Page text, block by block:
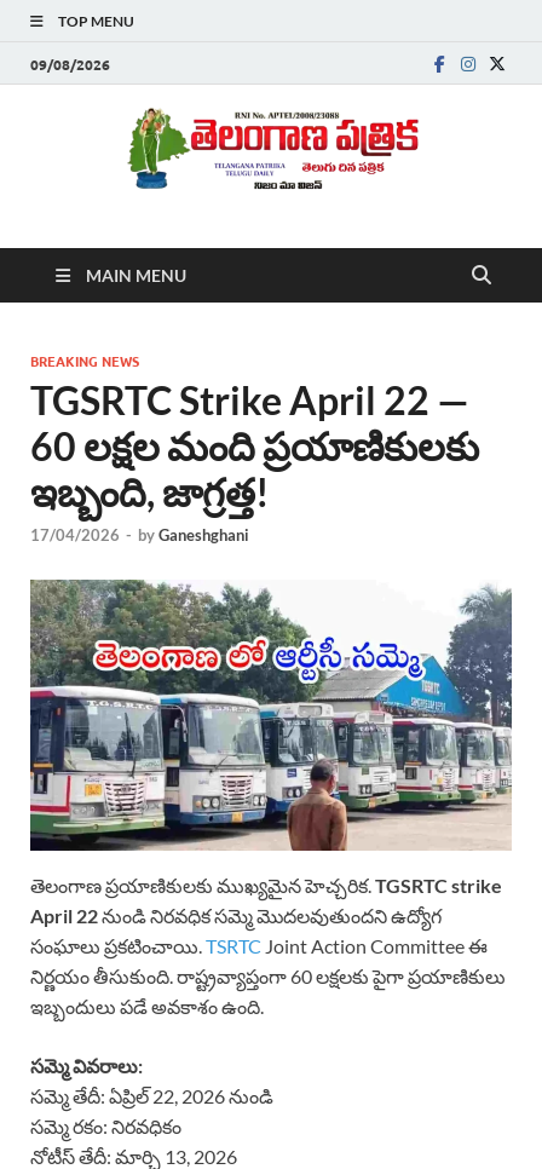
TOP MENU
09/08/2026
Telanganapatrika
,Latest Telangana News, Rajanna Sircilla News, Telangana
Breaking News, Telugu Newspaper Online, Today Telugu News,
తెలుగు వార్తలు , బ్రేకింగ్ న్యూస్ తెలుగులో , తెలంగాణ లో తాజా అప్‌డేట్స్ ,
తెలుగు న్యూస్ పేపర్
MAIN MENU
BREAKING NEWS
TGSRTC Strike April 22 —
60 లక్షల మంది ప్రయాణికులకు
ఇబ్బంది, జాగ్రత్త!
17/04/2026 - byGaneshghani
తెలంగాణ ప్రయాణికులకు ముఖ్యమైన హెచ్చరిక.TGSRTC strike
April 22నుండి నిరవధిక సమ్మె మొదలవుతుందని ఉద్యోగ
సంఘాలు ప్రకటించాయి.TSRTC Joint Action Committee ఈ
నిర్ణయం తీసుకుంది. రాష్ట్రవ్యాప్తంగా 60 లక్షలకు పైగా ప్రయాణికులు
ఇబ్బందులు పడే అవకాశం ఉంది.
సమ్మె వివరాలు:
సమ్మె తేదీ: ఏప్రిల్ 22, 2026 నుండి
సమ్మె రకం: నిరవధికం
నోటీస్ తేదీ: మార్చి 13, 2026